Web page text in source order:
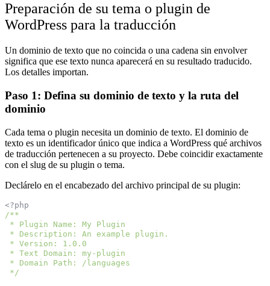
Preparación de su tema o plugin de
WordPress para la traducción
Un dominio de texto que no coincida o una cadena sin envolver
significa que ese texto nunca aparecerá en su resultado traducido.
Los detalles importan.
Paso 1: Defina su dominio de texto y la ruta del
dominio
Cada tema o plugin necesita un dominio de texto. El dominio de
texto es un identificador único que indica a WordPress qué archivos
de traducción pertenecen a su proyecto. Debe coincidir exactamente
con el slug de su plugin o tema.
Declárelo en el encabezado del archivo principal de su plugin:
<?php
/**
* Plugin Name: My Plugin
* Description: An example plugin.
* Version: 1.0.0
* Text Domain: my-plugin
* Domain Path: /languages
*/